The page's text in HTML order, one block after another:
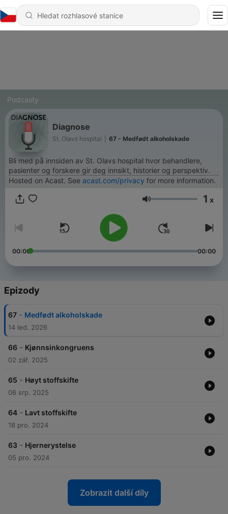
Podcasty
Diagnose
St. Olavs hospital 67 - Medfødt alkoholskade
Bli med på innsiden av St. Olavs hospital hvor behandlere,
pasienter og forskere gir deg innsikt, historier og perspektiv.
Hosted on Acast. See acast.com/privacy for more information.
Hlasitost 1 x
00:00 00:00
Epizody
67 - Medfødt alkoholskade
14 led. 2026
66 - Kjønnsinkongruens
02 zář. 2025
65 - Høyt stoffskifte
06 srp. 2025
64 - Lavt stoffskifte
18 pro. 2024
63 - Hjernerystelse
05 pro. 2024
Zobrazit další díly